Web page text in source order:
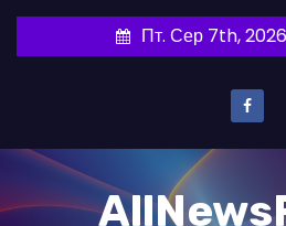
и
Пт. Сер 7th, 2026